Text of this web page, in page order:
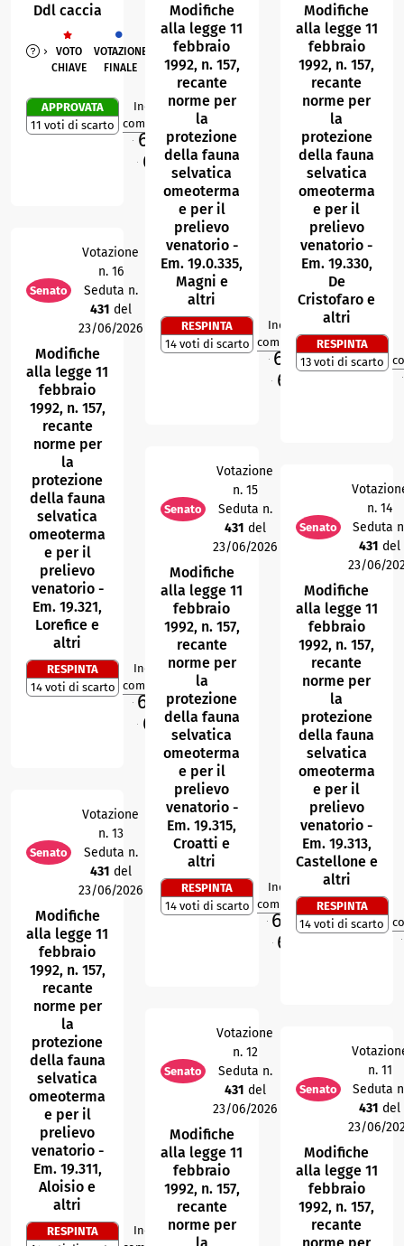
Ddl caccia
VOTO
CHIAVE
VOTAZIONE
FINALE
APPROVATA
11 voti di scarto
Indice di
compattezza
66,4%
66,3%
2
Senato
Votazione
n. 16
Seduta n.
431 del
23/06/2026
Modifiche
alla legge 11
febbraio
1992, n. 157,
recante
norme per
la
protezione
della fauna
selvatica
omeoterma
e per il
prelievo
venatorio -
Em. 19.321,
Lorefice e
altri
RESPINTA
14 voti di scarto
Indice di
compattezza
69,8%
69,9%
1
Senato
Votazione
n. 13
Seduta n.
431 del
23/06/2026
Modifiche
alla legge 11
febbraio
1992, n. 157,
recante
norme per
la
protezione
della fauna
selvatica
omeoterma
e per il
prelievo
venatorio -
Em. 19.311,
Aloisio e
altri
RESPINTA
Indice di
Modifiche
alla legge 11
febbraio
1992, n. 157,
recante
norme per
la
protezione
della fauna
selvatica
omeoterma
e per il
prelievo
venatorio -
Em. 19.0.335,
Magni e
altri
RESPINTA
14 voti di scarto
Indice di
compattezza
68,1%
66,3
1
Senato
Votazione
n. 15
Seduta n.
431 del
23/06/2026
Modifiche
alla legge 11
febbraio
1992, n. 157,
recante
norme per
la
protezione
della fauna
selvatica
omeoterma
e per il
prelievo
venatorio -
Em. 19.315,
Croatti e
altri
RESPINTA
14 voti di scarto
Indice di
compattezza
69,8%
68,7
1
Senato
Votazione
n. 12
Seduta n.
431 del
23/06/2026
Modifiche
alla legge 11
febbraio
1992, n. 157,
recante
norme per
la
Modifiche
alla legge 11
febbraio
1992, n. 157,
recante
norme per
la
protezione
della fauna
selvatica
omeoterma
e per il
prelievo
venatorio -
Em. 19.330,
De
Cristofaro e
altri
RESPINTA
13 voti di scarto
Senato
n. 14
Seduta
431 del
23/06/
Modifiche
alla legge 11
febbraio
1992, n. 157,
recante
norme per
la
protezione
della fauna
selvatica
omeoterma
e per il
prelievo
venatorio -
Em. 19.313,
Castellone e
altri
RESPINTA
14 voti di scarto
Senato
n. 11
Seduta
431 del
23/06/
Modifiche
alla legge 11
febbraio
1992, n. 157,
recante
norme per